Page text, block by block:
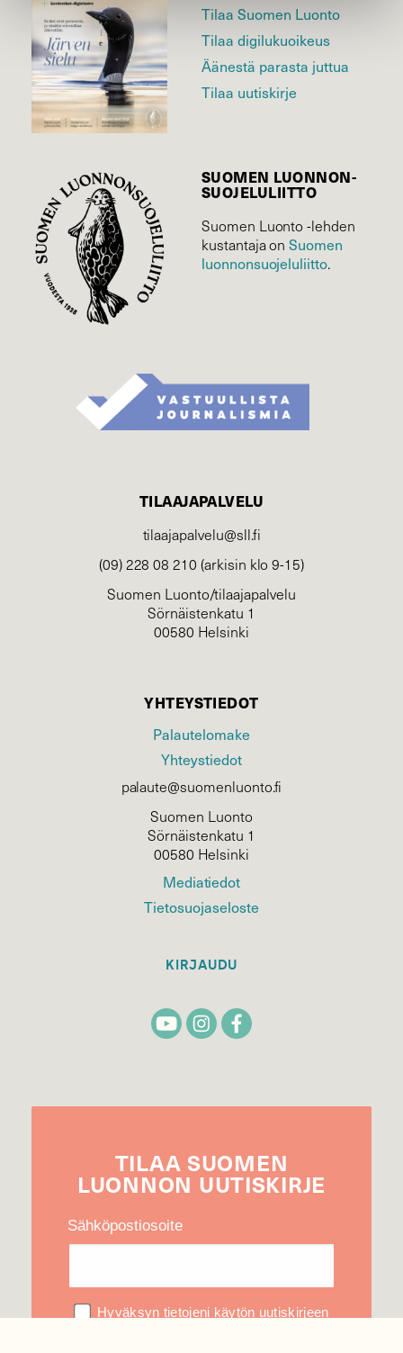
Tilaa Suomen Luonto
Tilaa digilukuoikeus
Äänestä parasta juttua
Tilaa uutiskirje
SUOMEN LUONNON­
SUOJELU­LIITTO
Suomen Luonto -lehden
kustantaja onSuomen
luonnonsuojelu­liitto.
TILAAJAPALVELU
tilaajapalvelu@sll.fi
(09) 228 08 210 (arkisin klo 9-15)
Suomen Luonto/tilaajapalvelu
Sörnäistenkatu 1
00580 Helsinki
YHTEYSTIEDOT
Palautelomake
Yhteystiedot
palaute@suomenluonto.fi
Suomen Luonto
Sörnäistenkatu 1
00580 Helsinki
Mediatiedot
Tietosuojaseloste
KIRJAUDU
TILAA SUOMEN
LUONNON UUTIS­KIRJE
Sähköpostiosoite
Hyväksyn tietojeni käytön uutiskirjeen